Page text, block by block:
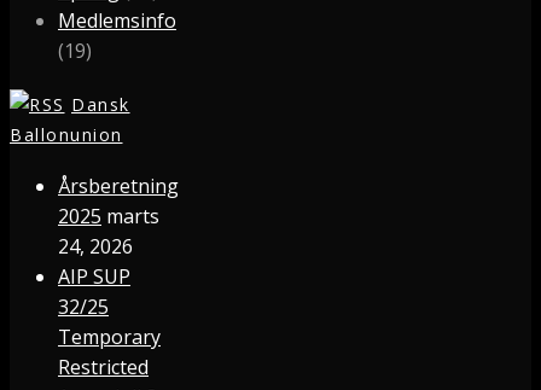
Medlemsinfo
(19)
Dansk
Ballonunion
Årsberetning
2025 marts
24, 2026
AIP SUP
32/25
Temporary
Restricted